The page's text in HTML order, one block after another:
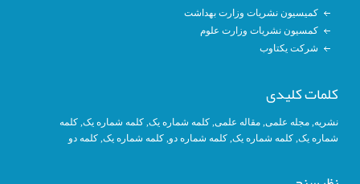
کمیسیون نشریات وزارت بهداشت
کمسیون نشریات وزارت علوم
شرکت یکتاوب
کلمات کلیدی
نشریه,مجله علمی,مقاله علمی,کلمه شماره یک, کلمه شماره یک,کلمه
شماره یک,کلمه شماره یک, کلمه شماره دو, کلمه شماره یک,کلمه دو